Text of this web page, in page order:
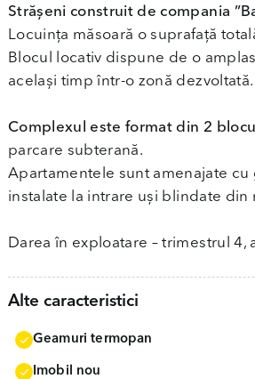
Strășeni construit de compania
Locuința măsoară o suprafață
Blocul locativ dispune de o
același timp într-o zonă dezvoltată.
Complexul este format din 2
parcare subterană.
Apartamentele sunt amenajate
instalate la intrare uși blindate din
Darea în exploatare – trimestrul 4,
Alte caracteristici
Geamuri termopan
Imobil nou